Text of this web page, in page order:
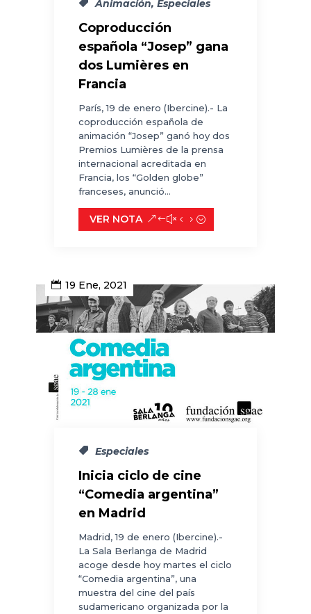
Animación, Especiales
Coproducción
española “Josep” gana
dos Lumières en
Francia
París, 19 de enero (Ibercine).- La
coproducción española de
animación “Josep” ganó hoy dos
Premios Lumières de la prensa
internacional acreditada en
Francia, los “Golden globe”
franceses, anunció...
VER NOTA
19 Ene, 2021
Especiales
Inicia ciclo de cine
“Comedia argentina”
en Madrid
Madrid, 19 de enero (Ibercine).-
La Sala Berlanga de Madrid
acoge desde hoy martes el ciclo
“Comedia argentina”, una
muestra del cine del país
sudamericano organizada por la